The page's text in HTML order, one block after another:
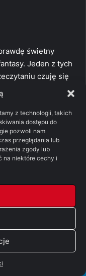
z technologii, takich
dostępu do
pozwoli nam
przeglądania lub
zgody lub
na niektóre cechy i
świetny
Jeden z tych
czuję się
to takie
widać podczas
Martin inspirował,
plagiatu nie